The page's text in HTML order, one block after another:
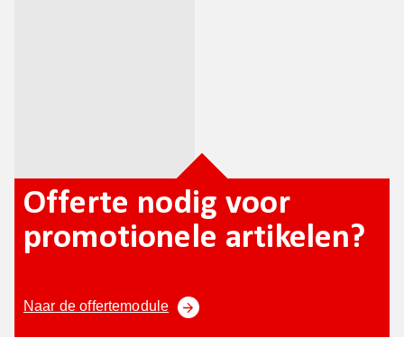
Offerte nodig voor
promotionele artikelen?
Naar de offertemodule